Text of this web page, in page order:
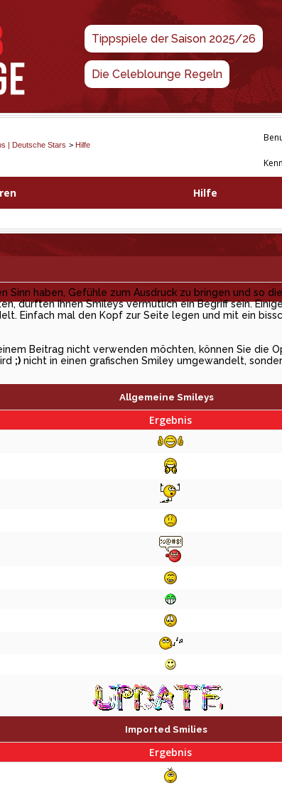
Tippspiele der Saison 2025/26
Die Celeblounge Regeln
| Deutsche Stars > Hilfe
Hilfe
Sinn haben, Gefühle zum Ausdruck zu bringen und so
dürften Ihnen Smileys vermutlich ein Begriff sein.
Einfach mal den Kopf zur Seite legen und mit ein
Beitrag nicht verwenden möchten, können Sie die
;) nicht in einen grafischen Smiley umgewandelt,
Allgemeine Smileys
Ergebnis
Imported Smilies
Ergebnis